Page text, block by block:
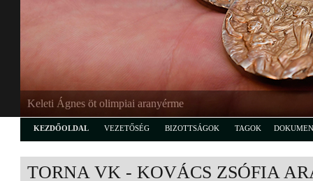
Keleti Ágnes öt olimpiai aranyérme
KEZDŐOLDAL VEZETŐSÉG BIZOTTSÁGOK TAGOK
TORNA VK - KOVÁCS ZSÓFIA